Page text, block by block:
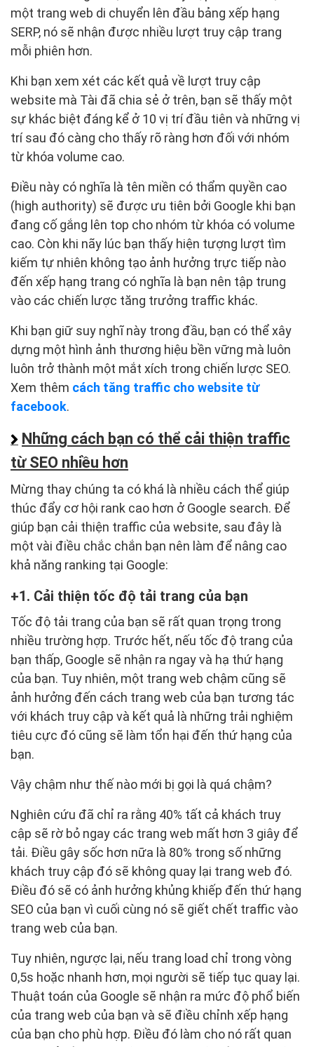
một trang web di chuyển lên đầu bảng xếp hạng
SERP, nó sẽ nhận được nhiều lượt truy cập trang
mỗi phiên hơn.
Khi bạn xem xét các kết quả về lượt truy cập
website mà Tài đã chia sẻ ở trên, bạn sẽ thấy một
sự khác biệt đáng kể ở 10 vị trí đầu tiên và những vị
trí sau đó càng cho thấy rõ ràng hơn đối với nhóm
từ khóa volume cao.
Điều này có nghĩa là tên miền có thẩm quyền cao
(high authority) sẽ được ưu tiên bởi Google khi bạn
đang cố gắng lên top cho nhóm từ khóa có volume
cao. Còn khi nãy lúc bạn thấy hiện tượng lượt tìm
kiếm tự nhiên không tạo ảnh hưởng trực tiếp nào
đến xếp hạng trang có nghĩa là bạn nên tập trung
vào các chiến lược tăng trưởng traffic khác.
Khi bạn giữ suy nghĩ này trong đầu, bạn có thể xây
dựng một hình ảnh thương hiệu bền vững mà luôn
luôn trở thành một mắt xích trong chiến lược SEO.
Xem thêm cách tăng traffic cho website từ
facebook.
Những cách bạn có thể cải thiện traffic
từ SEO nhiều hơn
Mừng thay chúng ta có khá là nhiều cách thể giúp
thúc đẩy cơ hội rank cao hơn ở Google search. Để
giúp bạn cải thiện traffic của website, sau đây là
một vài điều chắc chắn bạn nên làm để nâng cao
khả năng ranking tại Google:
1. Cải thiện tốc độ tải trang của bạn
Tốc độ tải trang của bạn sẽ rất quan trọng trong
nhiều trường hợp. Trước hết, nếu tốc độ trang của
bạn thấp, Google sẽ nhận ra ngay và hạ thứ hạng
của bạn. Tuy nhiên, một trang web chậm cũng sẽ
ảnh hưởng đến cách trang web của bạn tương tác
với khách truy cập và kết quả là những trải nghiệm
tiêu cực đó cũng sẽ làm tổn hại đến thứ hạng của
bạn.
Vậy chậm như thế nào mới bị gọi là quá chậm?
Nghiên cứu đã chỉ ra rằng 40% tất cả khách truy
cập sẽ rờ bỏ ngay các trang web mất hơn 3 giây để
tải. Điều gây sốc hơn nữa là 80% trong số những
khách truy cập đó sẽ không quay lại trang web đó.
Điều đó sẽ có ảnh hưởng khủng khiếp đến thứ hạng
SEO của bạn vì cuối cùng nó sẽ giết chết traffic vào
trang web của bạn.
Tuy nhiên, ngược lại, nếu trang load chỉ trong vòng
0,5s hoặc nhanh hơn, mọi người sẽ tiếp tục quay lại.
Thuật toán của Google sẽ nhận ra mức độ phổ biến
của trang web của bạn và sẽ điều chỉnh xếp hạng
của bạn cho phù hợp. Điều đó làm cho nó rất quan